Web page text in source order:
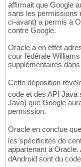
affirmait que Google
sans les permissions
ci-avant) a permis à
contre Google.
Oracle a en effet
cour fédérale
supplémentaires
Cette déposition
code et des API Java
Java) que Google
permission.
Oracle en conclue
les spécificités de
appartenant à
dAndroid sont du